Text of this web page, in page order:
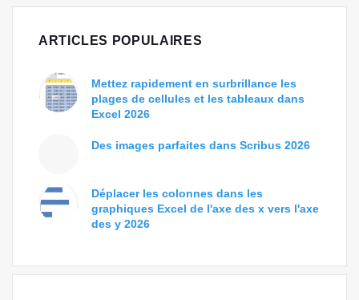
ARTICLES POPULAIRES
Mettez rapidement en surbrillance les
plages de cellules et les tableaux dans
Excel 2026
Des images parfaites dans Scribus 2026
Déplacer les colonnes dans les
graphiques Excel de l'axe des x vers l'axe
des y 2026